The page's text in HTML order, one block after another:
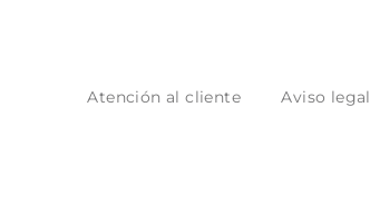
Atención al cliente Aviso legal